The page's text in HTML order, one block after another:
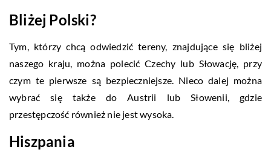
Bliżej Polski?
Tym, którzy chcą odwiedzić tereny, znajdujące się bliżej
naszego kraju, można polecić Czechy lub Słowację, przy
czym te pierwsze są bezpieczniejsze. Nieco dalej można
wybrać się także do Austrii lub Słowenii, gdzie
przestępczość również nie jest wysoka.
Hiszpania